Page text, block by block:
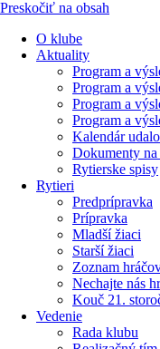
Preskočiť na obsah
O klube
Aktuality
Program a
Program a
Program a
Program a
Kalendár
Dokumenty na
Rytierske spisy
Rytieri
Predprípravka
Prípravka
Mladší žiaci
Starší žiaci
Zoznam
Nechajte nás
Kouč 21.
Vedenie
Rada klubu